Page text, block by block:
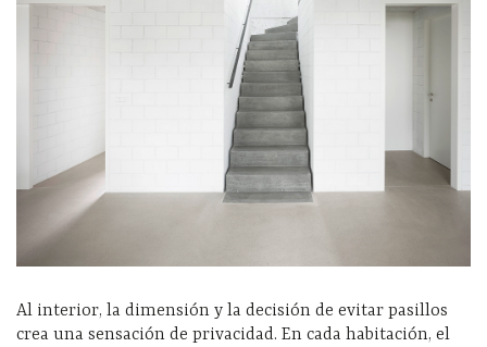
Al interior, la dimensión y la decisión de evitar pasillos
crea una sensación de privacidad. En cada habitación, el